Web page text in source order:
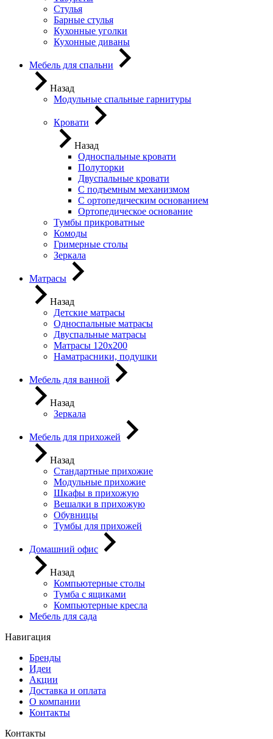
Стулья
Барные стулья
Кухонные уголки
Кухонные диваны
Мебель для спальни
Назад
Модульные спальные гарнитуры
Кровати
Назад
Односпальные кровати
Полуторки
Двуспальные кровати
С подъемным механизмом
С ортопедическим основанием
Ортопедическое основание
Тумбы прикроватные
Комоды
Гримерные столы
Зеркала
Матрасы
Назад
Детские матрасы
Односпальные матрасы
Двуспальные матрасы
Матрасы 120х200
Наматрасники, подушки
Мебель для ванной
Назад
Зеркала
Мебель для прихожей
Назад
Стандартные прихожие
Модульные прихожие
Шкафы в прихожую
Вешалки в прихожую
Обувницы
Тумбы для прихожей
Домашний офис
Назад
Компьютерные столы
Тумба с ящиками
Компьютерные кресла
Мебель для сада
Навигация
Бренды
Идеи
Акции
Доставка и оплата
О компании
Контакты
Контакты